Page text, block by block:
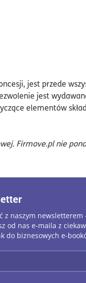
jest przede
jest
elementów
Firmove.pl nie
z naszym
od nas e-maila z
do biznesowych e-